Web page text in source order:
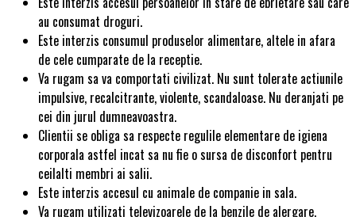
au consumat droguri.
Este interzis consumul produselor alimentare, altele in afara
de cele cumparate de la receptie.
Va rugam sa va comportati civilizat. Nu sunt tolerate actiunile
impulsive, recalcitrante, violente, scandaloase. Nu deranjati pe
cei din jurul dumneavoastra.
Clientii se obliga sa respecte regulile elementare de igiena
corporala astfel incat sa nu fie o sursa de disconfort pentru
ceilalti membri ai salii.
Este interzis accesul cu animale de companie in sala.
Va rugam utilizati televizoarele de la benzile de alergare,